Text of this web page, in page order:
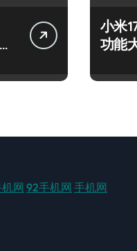
小米
功能
网 92手机网 手机网